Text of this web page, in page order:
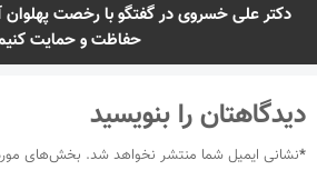
دکتر علی خسروی در گفتگو با رخصت پهلوان
حفاظت و حمایت
دیدگاهتان را بنویسید
نشانی ایمیل شما منتشر نخواهد شد. بخش‌های
*